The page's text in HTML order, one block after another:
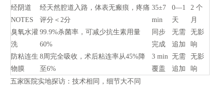
经阴道
NOTES
经天然腔道入路，体表无瘢痕，疼痛
评分＜2分
35±7
min
0—1
天
2 个
月
臭氧水灌
洗
99.9%杀菌率，可减少抗生素用量
60%
同步
完成
无需
追加
无影
响
防粘连生
物膜
8周完全吸收，术后粘连率从45%降
至6%
3 min
覆盖
无需
追加
无影
响
五家医院实地探访：技术相同，细节大不同